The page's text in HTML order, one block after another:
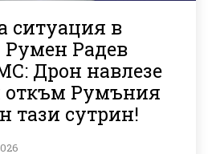
ситуация в
Радев
Дрон навлезе
откъм Румъния
тази сутрин!